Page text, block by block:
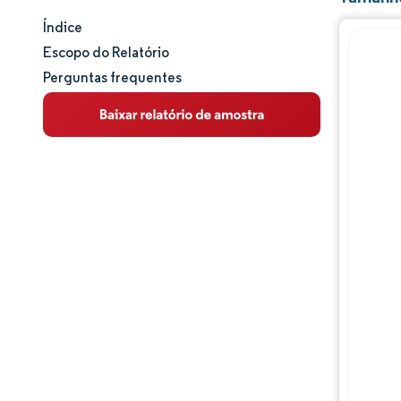
Tamanho e participação de mercado
Análise de mercado
Tendências e insights
Índice
Escopo do Relatório
Perguntas frequentes